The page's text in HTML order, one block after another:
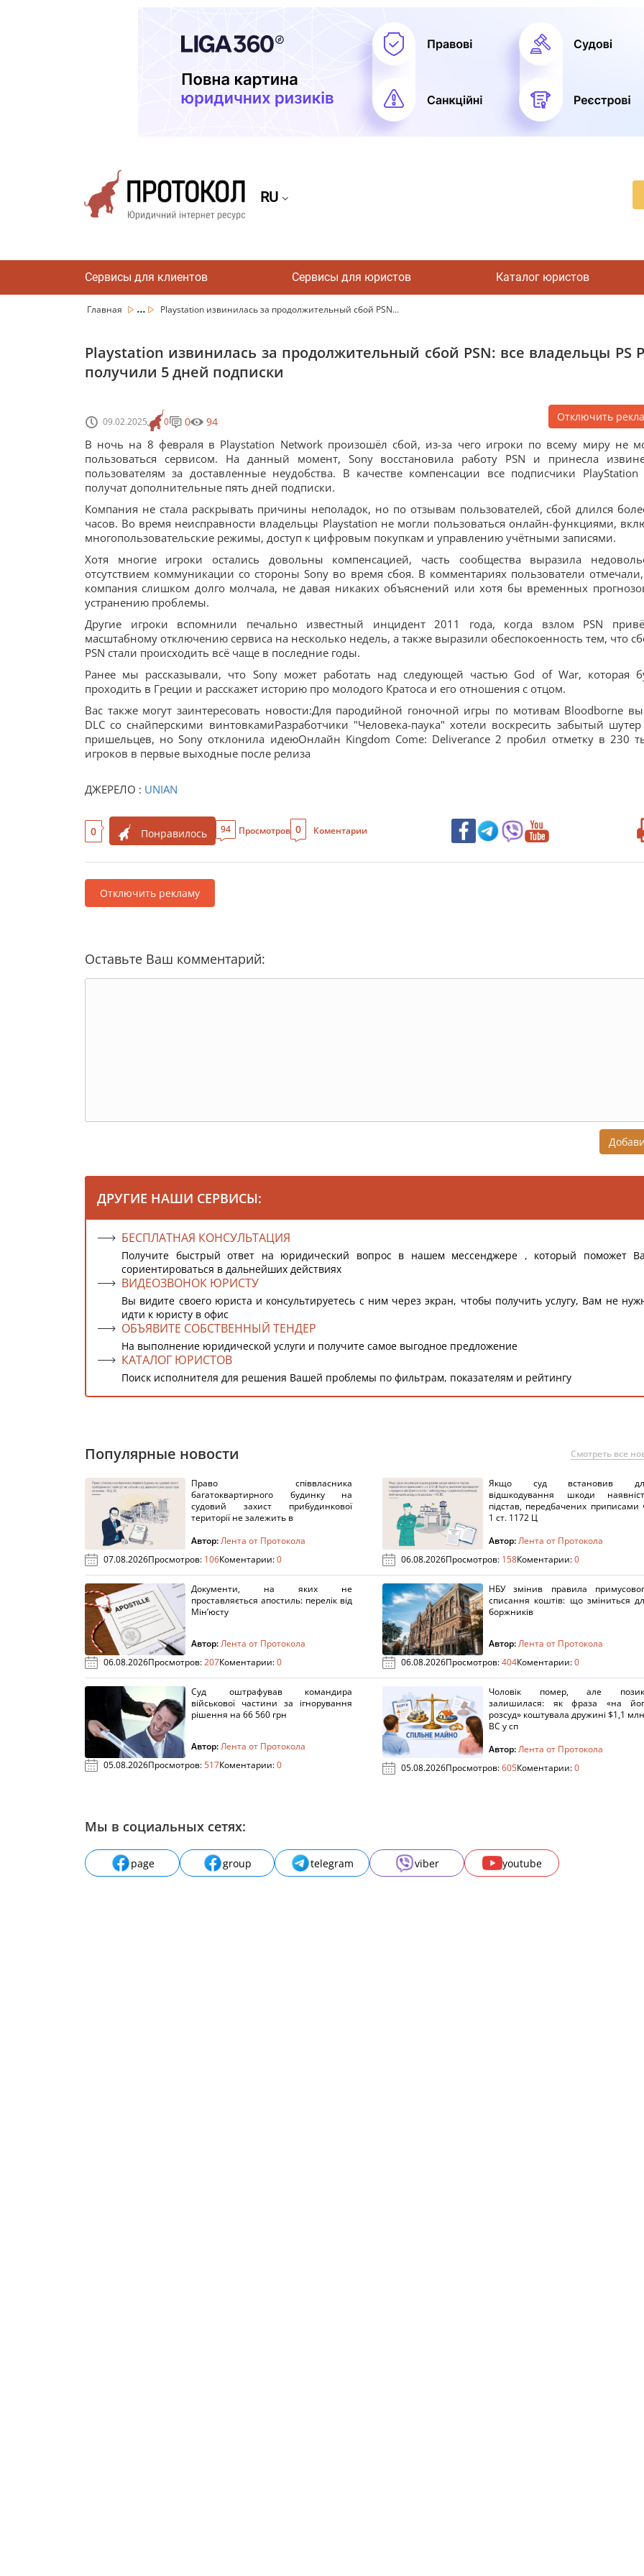
RU
Сервисы для клиентов Сервисы для юристов Каталог юристов
Главная ... Playstation извинилась за продолжительный сбой PSN...
Playstation извинилась за продолжительный сбой PSN: все владельцы PS
получили 5 дней подписки
09.02.2025 0 0 94 Отключить
В ночь на 8 февраля в Playstation Network произошёл сбой, из-за чего игроки по всему миру не
пользоваться сервисом. На данный момент, Sony восстановила работу PSN и принесла
пользователям за доставленные неудобства. В качестве компенсации все подписчики PlayStation
получат дополнительные пять дней подписки.
Компания не стала раскрывать причины неполадок, но по отзывам пользователей, сбой длился
часов. Во время неисправности владельцы Playstation не могли пользоваться онлайн-функциями,
многопользовательские режимы, доступ к цифровым покупкам и управлению учётными записями.
Хотя многие игроки остались довольны компенсацией, часть сообщества выразила
отсутствием коммуникации со стороны Sony во время сбоя. В комментариях пользователи
компания слишком долго молчала, не давая никаких объяснений или хотя бы временных
устранению проблемы.
Другие игроки вспомнили печально известный инцидент 2011 года, когда взлом PSN
масштабному отключению сервиса на несколько недель, а также выразили обеспокоенность тем, что
PSN стали происходить всё чаще в последние годы.
Ранее мы рассказывали, что Sony может работать над следующей частью God of War, которая
проходить в Греции и расскажет историю про молодого Кратоса и его отношения с отцом.
Вас также могут заинтересовать новости:Для пародийной гоночной игры по мотивам Bloodborne
DLC со снайперскими винтовкамиРазработчики "Человека-паука" хотели воскресить забытый
пришельцев, но Sony отклонила идеюОнлайн Kingdom Come: Deliverance 2 пробил отметку в 230
игроков в первые выходные после релиза
ДЖЕРЕЛО : UNIAN
0 Понравилось 94 Просмотров 0 Коментарии
Отключить рекламу
Оставьте Ваш комментарий:
ДРУГИЕ НАШИ СЕРВИСЫ:
БЕСПЛАТНАЯ КОНСУЛЬТАЦИЯ
Получите быстрый ответ на юридический вопрос в нашем мессенджере , который поможет
сориентироваться в дальнейших действиях
ВИДЕОЗВОНОК ЮРИСТУ
Вы видите своего юриста и консультируетесь с ним через экран, чтобы получить услугу, Вам не
идти к юристу в офис
ОБЪЯВИТЕ СОБСТВЕННЫЙ ТЕНДЕР
На выполнение юридической услуги и получите самое выгодное предложение
КАТАЛОГ ЮРИСТОВ
Поиск исполнителя для решения Вашей проблемы по фильтрам, показателям и рейтингу
Популярные новости Смотреть все
Право співвласника
багатоквартирного будинку на
судовий захист прибудинкової
території не залежить в
Автор:Лента от Протокола
07.08.2026Просмотров: 106Коментарии:0
Якщо суд встановив
відшкодування шкоди
підстав, передбачених приписами
1 ст. 1172 Ц
Автор:Лента от Протокола
06.08.2026Просмотров: 158Коментарии:0
Документи, на яких не
проставляється апостиль: перелік від
Мін’юсту
Автор:Лента от Протокола
06.08.2026Просмотров:207Коментарии:0
НБУ змінив правила
списання коштів: що зміниться
боржників
Автор:Лента от Протокола
06.08.2026Просмотров:404Коментарии:0
Суд оштрафував командира
військової частини за ігнорування
рішення на 66 560 грн
Автор:Лента от Протокола
05.08.2026Просмотров:517Коментарии:0
Чоловік помер, але
залишилася: як фраза «на
розсуд» коштувала дружині $1,1
ВС у сп
Автор:Лента от Протокола
05.08.2026Просмотров:605Коментарии:0
Мы в социальных сетях:
page group telegram viber youtube